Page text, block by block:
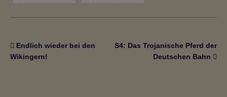
Endlich wieder bei den
Wikingern!
S4: Das Trojanische Pferd der
Deutschen Bahn